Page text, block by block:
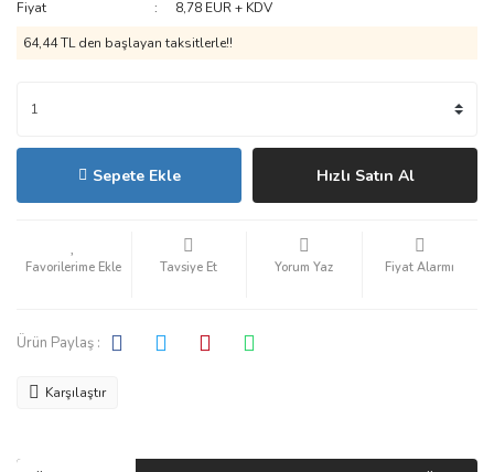
Fiyat
8,78 EUR + KDV
64,44 TL den başlayan taksitlerle!!
Sepete Ekle Hızlı Satın Al
Tavsiye Et Yorum Yaz Fiyat Alarmı
Ürün Paylaş :
Karşılaştır